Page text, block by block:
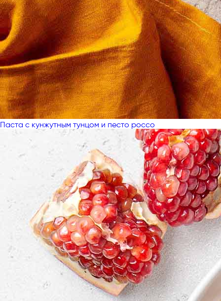
Паста с кунжутным тунцом и песто россо